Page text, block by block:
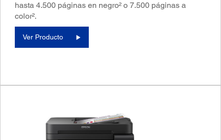
hasta 4.500 páginas en negro² o 7.500 páginas a
color².
Ver Producto